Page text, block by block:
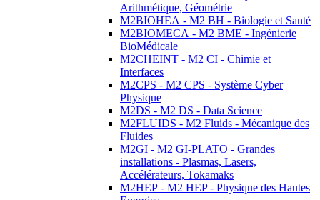
Arithmétique, Géométrie
M2BIOHEA - M2 BH - Biologie et Santé
M2BIOMECA - M2 BME - Ingénierie
BioMédicale
M2CHEINT - M2 CI - Chimie et
Interfaces
M2CPS - M2 CPS - Système Cyber
Physique
M2DS - M2 DS - Data Science
M2FLUIDS - M2 Fluids - Mécanique des
Fluides
M2GI - M2 GI-PLATO - Grandes
installations - Plasmas, Lasers,
Accélérateurs, Tokamaks
M2HEP - M2 HEP - Physique des Hautes